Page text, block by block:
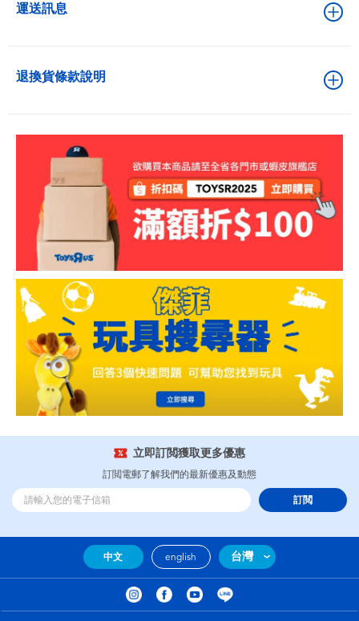
運送訊息
退換貨條款說明
立即訂閲獲取更多優惠
訂閲電郵了解我們的最新優惠及動態
訂閲
中文 english 台灣